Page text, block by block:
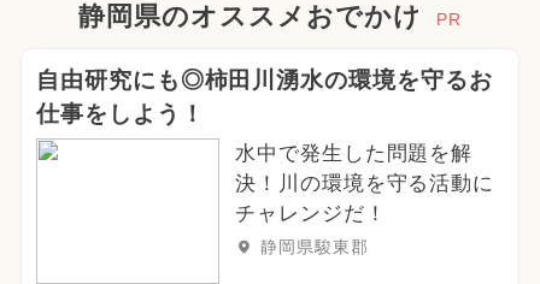
静岡県のオススメおでかけ PR
自由研究にも◎柿田川湧水の環境を守るお
仕事をしよう！
水中で発生した問題を解
決！川の環境を守る活動に
チャレンジだ！
静岡県駿東郡